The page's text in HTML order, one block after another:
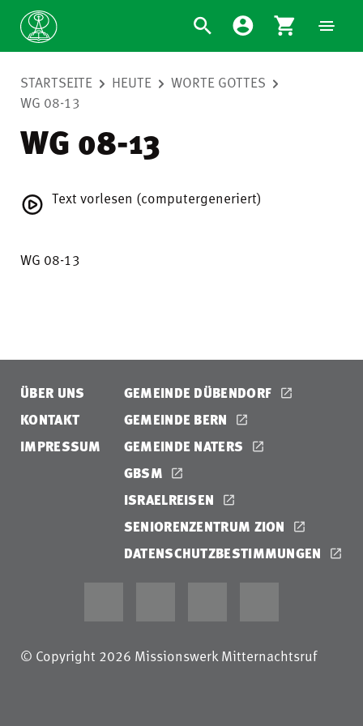
STARTSEITE HEUTE
WORTE GOTTES
WG 08-13
WG 08-13
Text vorlesen (computergeneriert)
WG 08-13
ÜBER UNS
KONTAKT
IMPRESSUM
GEMEINDE DÜBENDORF
GEMEINDE BERN
GEMEINDE NATERS
GBSM
ISRAELREISEN
SENIORENZENTRUM ZION
DATENSCHUTZBESTIMMUNGEN
© Copyright 2026 Missionswerk Mitternachtsruf